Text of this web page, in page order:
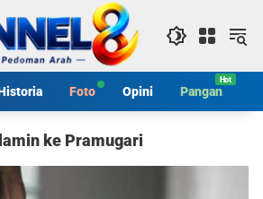
Foto Opini Pangan
ke Pramugari